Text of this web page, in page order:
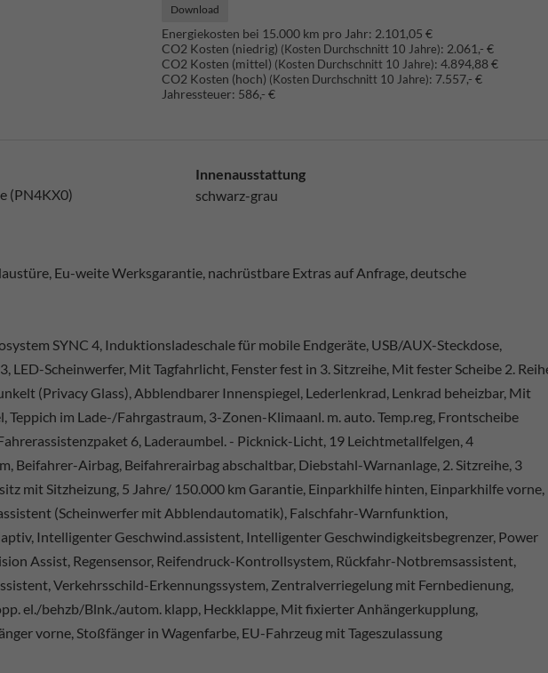
Download
Energiekosten bei 15.000 km pro Jahr: 2.101,05 €
CO2 Kosten (niedrig) (Kosten Durchschnitt 10 Jahre): 2.061,- €
CO2 Kosten (mittel) (Kosten Durchschnitt 10 Jahre): 4.894,88 €
CO2 Kosten (hoch) (Kosten Durchschnitt 10 Jahre): 7.557,- €
Jahressteuer: 586,- €
(PN4KX0)
Innenausstattung
schwarz-grau
Eu-weite Werksgarantie, nachrüstbare Extras auf Anfrage, deutsche
SYNC 4, Induktionsladeschale für mobile Endgeräte, USB/AUX-Steckdose,
LED-Scheinwerfer, Mit Tagfahrlicht, Fenster fest in 3. Sitzreihe, Mit fester Scheibe 2.
(Privacy Glass), Abblendbarer Innenspiegel, Lederlenkrad, Lenkrad beheizbar, Mit
Teppich im Lade-/Fahrgastraum, 3-Zonen-Klimaanl. m. auto. Temp.reg, Frontscheibe
6, Laderaumbel. - Picknick-Licht, 19 Leichtmetallfelgen, 4
Beifahrer-Airbag, Beifahrerairbag abschaltbar, Diebstahl-Warnanlage, 2. Sitzreihe, 3
mit Sitzheizung, 5 Jahre/ 150.000 km Garantie, Einparkhilfe hinten, Einparkhilfe vorne,
(Scheinwerfer mit Abblendautomatik), Falschfahr-Warnfunktion,
Intelligenter Geschwind.assistent, Intelligenter Geschwindigkeitsbegrenzer, Power
Assist, Regensensor, Reifendruck-Kontrollsystem, Rückfahr-Notbremsassistent,
Verkehrsschild-Erkennungssystem, Zentralverriegelung mit Fernbedienung,
el./behzb/Blnk./autom. klapp, Heckklappe, Mit fixierter Anhängerkupplung,
vorne, Stoßfänger in Wagenfarbe, EU-Fahrzeug mit Tageszulassung